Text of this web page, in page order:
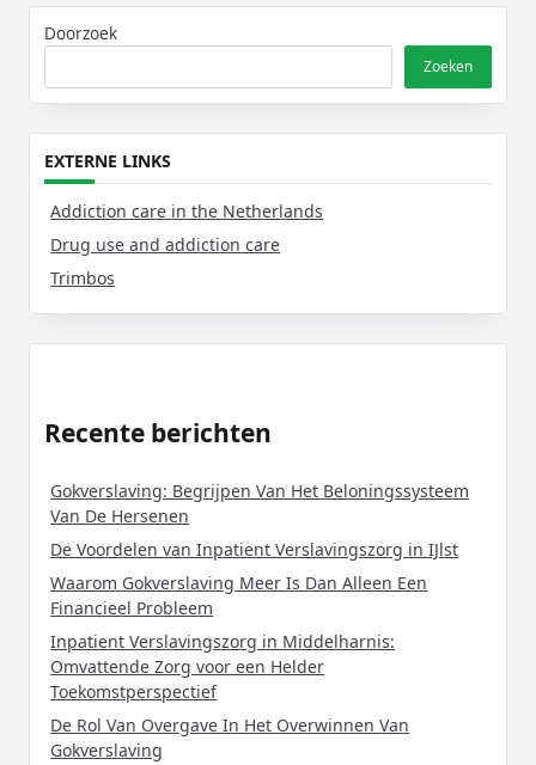
Doorzoek
Zoeken
EXTERNE LINKS
Addiction care in the Netherlands
Drug use and addiction care
Trimbos
Recente berichten
Gokverslaving: Begrijpen Van Het Beloningssysteem
Van De Hersenen
De Voordelen van Inpatient Verslavingszorg in IJlst
Waarom Gokverslaving Meer Is Dan Alleen Een
Financieel Probleem
Inpatient Verslavingszorg in Middelharnis:
Omvattende Zorg voor een Helder
Toekomstperspectief
De Rol Van Overgave In Het Overwinnen Van
Gokverslaving